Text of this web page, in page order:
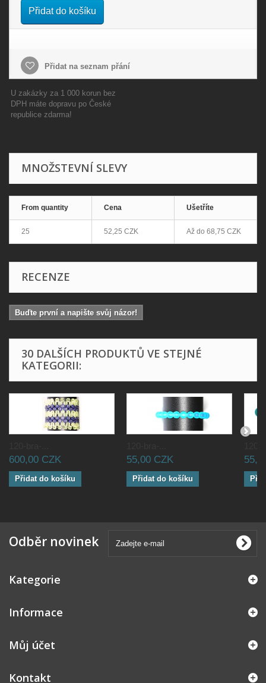
Přidat do košíku
Přidat na seznam přání
U zakázky za 1 000 korun bez
DPH máte dopravu po České
republice zdarma!
MNOŽSTEVNÍ SLEVY
From quantity Cena Ušetříte
25 52,25 CZK Až do 68,75 CZK
RECENZE
Buďte první a napište svůj názor!
30 DALŠÍCH PRODUKTŮ VE STEJNÉ
KATEGORII:
600,00 CZK
Přidat do košíku
55,00 CZK
Přidat do košíku
Odběr novinek
Kategorie
Informace
Můj účet
Kontakt